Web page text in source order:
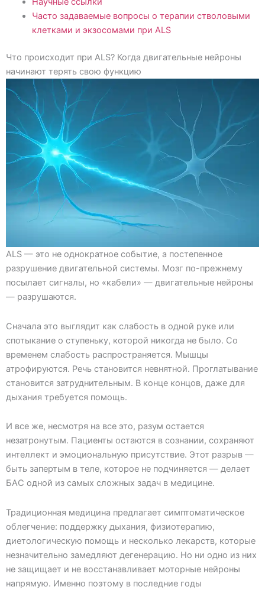
Часто задаваемые вопросы о терапии стволовыми
клетками и экзосомами при ALS
Что происходит при ALS? Когда двигательные нейроны
начинают терять свою функцию
ALS — это не однократное событие, а постепенное
разрушение двигательной системы. Мозг по-прежнему
посылает сигналы, но «кабели» — двигательные нейроны
— разрушаются.
Сначала это выглядит как слабость в одной руке или
спотыкание о ступеньку, которой никогда не было. Со
временем слабость распространяется. Мышцы
атрофируются. Речь становится невнятной. Проглатывание
становится затруднительным. В конце концов, даже для
дыхания требуется помощь.
И все же, несмотря на все это, разум остается
незатронутым. Пациенты остаются в сознании, сохраняют
интеллект и эмоциональную присутствие. Этот разрыв —
быть запертым в теле, которое не подчиняется — делает
БАС одной из самых сложных задач в медицине.
Традиционная медицина предлагает симптоматическое
облегчение: поддержку дыхания, физиотерапию,
диетологическую помощь и несколько лекарств, которые
незначительно замедляют дегенерацию. Но ни одно из них
не защищает и не восстанавливает моторные нейроны
напрямую. Именно поэтому в последние годы